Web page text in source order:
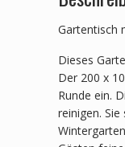
Gartentisch
Dieses
Der 200 x
Runde ein.
reinigen.